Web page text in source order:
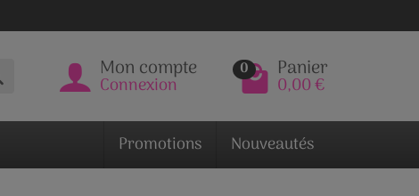
Mon compte
Connexion
0 Panier
0,00 €
Promotions Nouveautés